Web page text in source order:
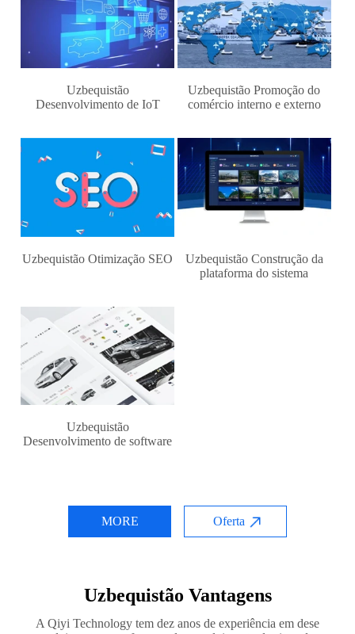
Uzbequistão
Desenvolvimento de IoT
Uzbequistão Promoção do
comércio interno e externo
Uzbequistão Otimização SEO
Uzbequistão Construção da
plataforma do sistema
Uzbequistão
Desenvolvimento de software
MORE Oferta
Uzbequistão Vantagens
A Qiyi Technology tem dez anos de experiência em dese